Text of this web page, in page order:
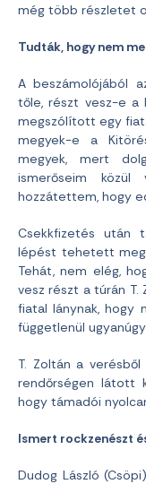
még több részletet
Tudták, hogy nem
A beszámolójából
tőle, részt vesz-e a
megszólított egy
megyek-e a
megyek, mert
ismerőseim
hozzátettem, hogy
Csekkfizetés után
lépést tehetett
Tehát, nem elég,
vesz részt a túrán T.
fiatal lánynak, hogy
függetlenül
T. Zoltán a
rendőrségen látott
hogy támadói
Ismert rockzenészt
Dudog László